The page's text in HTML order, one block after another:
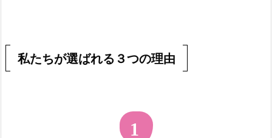
私たちが選ばれる３つの理由